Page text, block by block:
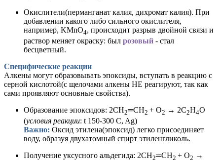
Окислители(перманганат калия, дихромат калия). При
добавлении какого либо сильного окислителя,
например, KMnO4, происходит разрыв двойной связи и
раствор меняет окраску: был розовый - стал
бесцветный.
Специфические реакции
Алкены могут образовывать эпоксиды, вступать в реакцию с
серной кислотой(с щелочами алкены НЕ реагируют, так как
сами проявляют основные свойства).
Образование эпоксидов: 2CH2═CH2 + O2 → 2C2H4O
(условия реакции: t 150-300 C, Ag)
Важно: Оксид этилена(эпоксид) легко присоединяет
воду, образуя двухатомный спирт этиленгликоль.
Получение уксусного альдегида: 2CH2═CH2 + O2 →